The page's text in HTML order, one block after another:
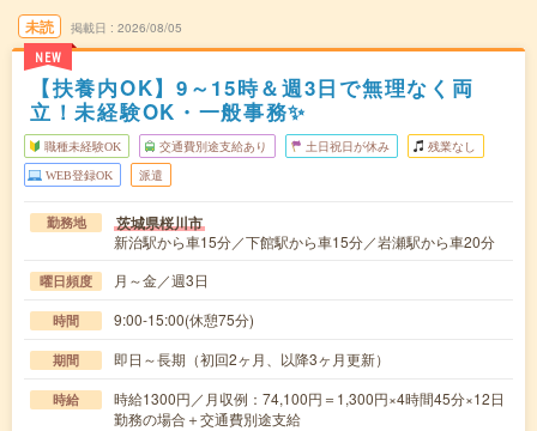
未読
NEW
掲載日 2026/08/05
【扶養内OK】9～15時＆週3日で無理なく両
立！未経験OK・一般事務✨
職種未経験OK 交通費別途支給あり 土日祝日が休み 残業なし
WEB登録OK 派遣
勤務地 茨城県桜川市
新治駅から車15分／下館駅から車15分／岩瀬駅から車20分
曜日頻度 月～金／週3日
時間 9:00-15:00(休憩75分)
期間 即日～長期（初回2ヶ月、以降3ヶ月更新）
時給
時給1300円／月収例：74,100円＝1,300円×4時間45分×12日
勤務の場合＋交通費別途支給